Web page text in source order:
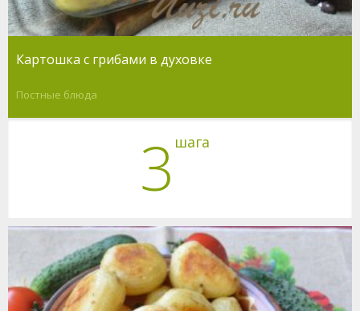
Картошка с грибами в духовке
Постные блюда
3 шага